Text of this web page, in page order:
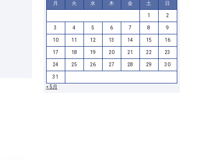
月 火 水 木 金 土 日
1 2
3 4 5 6 7 8 9
10 11 12 13 14 15 16
17 18 19 20 21 22 23
24 25 26 27 28 29 30
31
« 5月